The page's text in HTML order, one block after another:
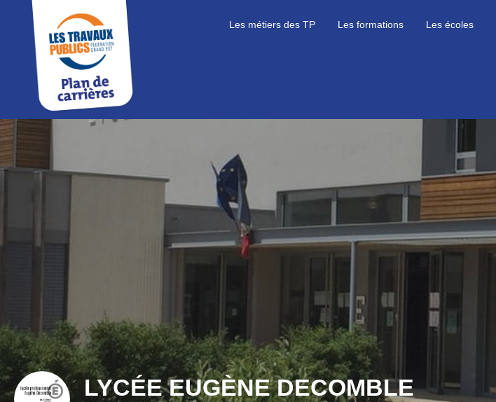
Les métiers des TP Les formations Les écoles
LYCÉE EUGÈNE DECOMBLE